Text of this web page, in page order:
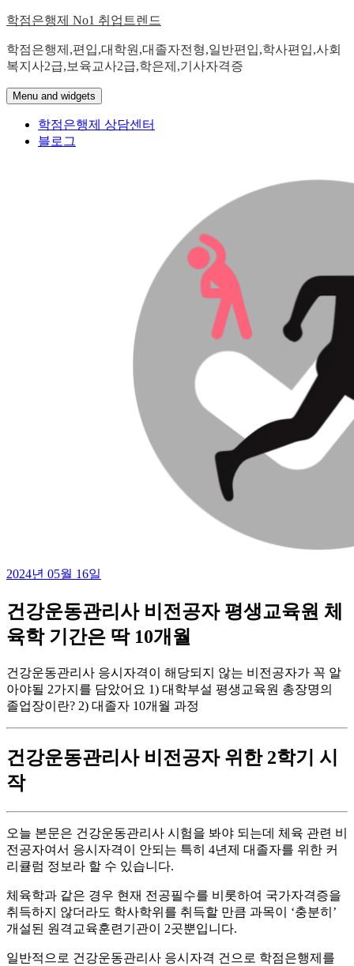
Skip
content
학점은행제 No1 취업트렌드
학점은행제,편입,대학원,대졸자전형,일반편입,학사편입,사회
복지사2급,보육교사2급,학은제,기사자격증
Menu and widgets
학점은행제 상담센터
블로그
2024년 05월 16일
건강운동관리사 비전공자 평생교육원 체
육학 기간은 딱 10개월
건강운동관리사 응시자격이 해당되지 않는 비전공자가 꼭 알
아야될 2가지를 담았어요 1) 대학부설 평생교육원 총장명의
졸업장이란? 2) 대졸자 10개월 과정
건강운동관리사 비전공자 위한 2학기 시
작
오늘 본문은 건강운동관리사 시험을 봐야 되는데 체육 관련 비
전공자여서 응시자격이 안되는 특히 4년제 대졸자를 위한 커
리큘럼 정보라 할 수 있습니다.
​체육학과 같은 경우 현재 전공필수를 비롯하여 국가자격증을
취득하지 않더라도 학사학위를 취득할 만큼 과목이 ‘충분히’
개설된 원격교육훈련기관이 2곳뿐입니다.
​일반적으로 건강운동관리사 응시자격 건으로 학점은행제를